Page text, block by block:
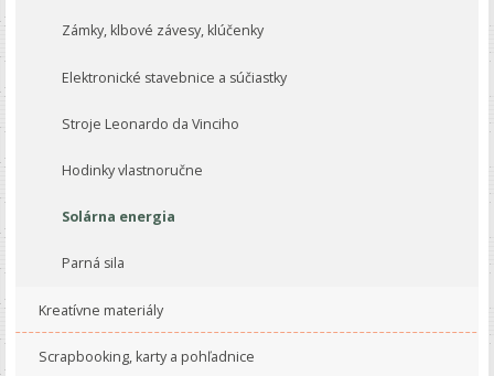
Zámky, klbové závesy, klúčenky
Elektronické stavebnice a súčiastky
Stroje Leonardo da Vinciho
Hodinky vlastnoručne
Solárna energia
Parná sila
Kreatívne materiály
Scrapbooking, karty a pohľadnice